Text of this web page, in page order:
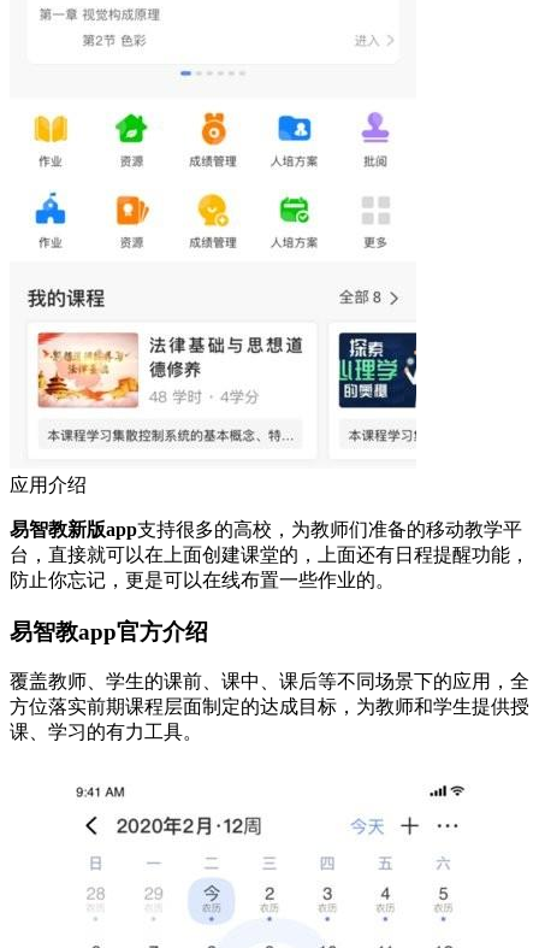
应用介绍
易智教新版app支持很多的高校，为教师们准备的移动教学平
台，直接就可以在上面创建课堂的，上面还有日程提醒功能，
防止你忘记，更是可以在线布置一些作业的。
易智教app官方介绍
覆盖教师、学生的课前、课中、课后等不同场景下的应用，全
方位落实前期课程层面制定的达成目标，为教师和学生提供授
课、学习的有力工具。